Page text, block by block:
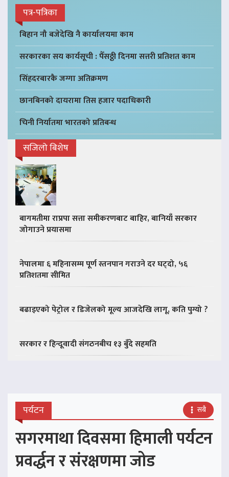
पत्र-पत्रिका
बिहान नौ बजेदेखि नै कार्यालयमा काम
सरकारका सय कार्यसूची : पैँसठ्ठी दिनमा सत्तरी प्रतिशत काम
सिंहदरबारकै जग्गा अतिक्रमण
छानबिनको दायरामा तिस हजार पदाधिकारी
चिनी निर्यातमा भारतको प्रतिबन्ध
सजिलो बिशेष
बागमतीमा राप्रपा सत्ता समीकरणबाट बाहिर, बानियाँ सरकार
जोगाउने प्रयासमा
नेपालमा ६ महिनासम्म पूर्ण स्तनपान गराउने दर घट्दो, ५६
प्रतिशतमा सीमित
बढाइएको पेट्रोल र डिजेलको मूल्य आजदेखि लागू, कति पुग्यो ?
सरकार र हिन्दूवादी संगठनबीच १३ बुँदे सहमति
पर्यटन सबै
सगरमाथा दिवसमा हिमाली पर्यटन
प्रवर्द्धन र संरक्षणमा जोड